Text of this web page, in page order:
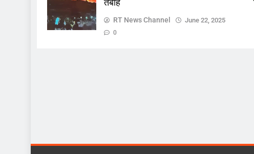
तबाह
RT News Channel June 22, 2025
0